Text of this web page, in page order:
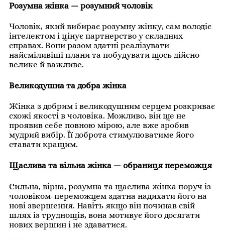
Розумна жінка — розумний чоловік
Чоловік, який вибирає розумну жінку, сам володіє
інтелектом і цінує партнерство у складних
справах. Вони разом здатні реалізувати
найсміливіші плани та побудувати щось дійсно
велике й важливе.
Великодушна та добра жінка
Жінка з добрим і великодушним серцем розкриває
схожі якості в чоловіка. Можливо, він ще не
проявив себе повною мірою, але вже зробив
мудрий вибір. Її доброта стимулюватиме його
ставати кращим.
Щаслива та вільна жінка — обраниця переможця
Сильна, вірна, розумна та щаслива жінка поруч із
чоловіком-переможцем здатна надихати його на
нові звершення. Навіть якщо він починав свій
шлях із труднощів, вона мотивує його досягати
нових вершин і не здаватися.